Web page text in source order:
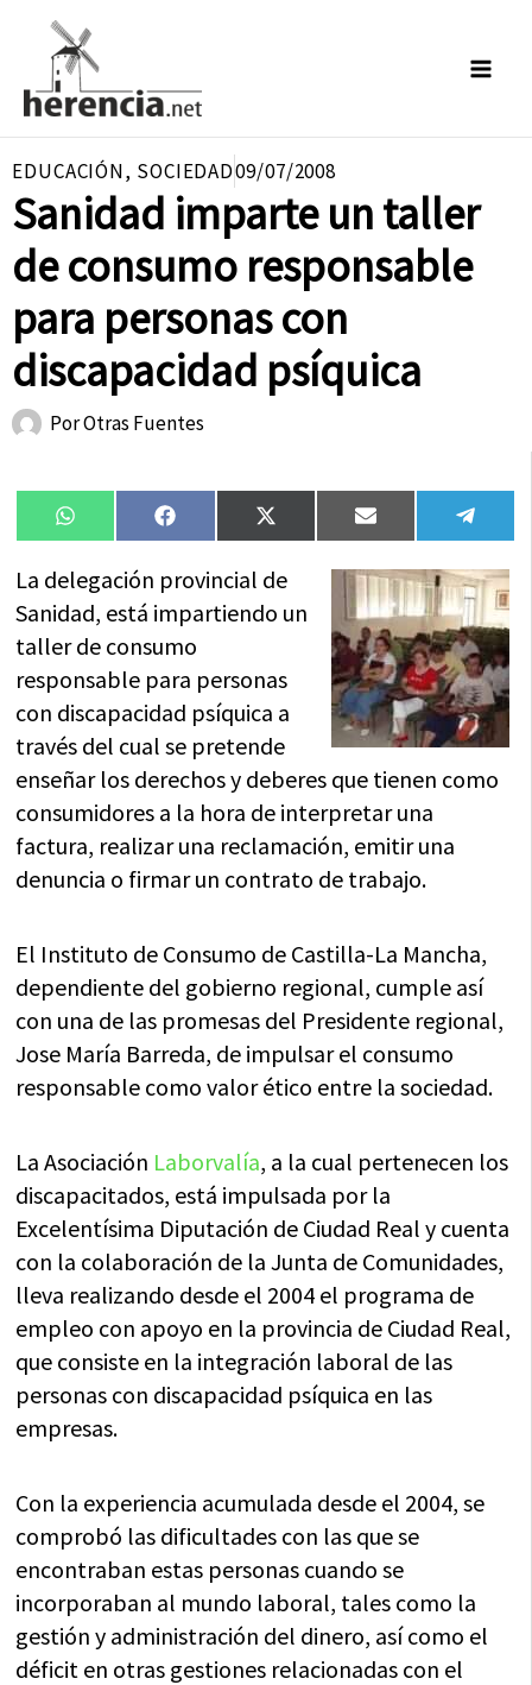
contenido
EDUCACIÓN, SOCIEDAD09/07/2008
Sanidad imparte un taller
de consumo responsable
para personas con
discapacidad psíquica
PorOtras Fuentes
Compartir
en
WhatsAppCompartir
en
FacebookCompartir
en
X
(Twitter)
Compartir
en
Email
en
La delegación provincial de
Sanidad, está impartiendo un
taller de consumo
responsable para personas
con discapacidad psíquica a
través del cual se pretende
enseñar los derechos y deberes que tienen como
consumidores a la hora de interpretar una
factura, realizar una reclamación, emitir una
denuncia o firmar un contrato de trabajo.
El Instituto de Consumo de Castilla-La Mancha,
dependiente del gobierno regional, cumple así
con una de las promesas del Presidente regional,
Jose María Barreda, de impulsar el consumo
responsable como valor ético entre la sociedad.
La Asociación Laborvalía, a la cual pertenecen los
discapacitados, está impulsada por la
Excelentísima Diputación de Ciudad Real y cuenta
con la colaboración de la Junta de Comunidades,
lleva realizando desde el 2004 el programa de
empleo con apoyo en la provincia de Ciudad Real,
que consiste en la integración laboral de las
personas con discapacidad psíquica en las
empresas.
Con la experiencia acumulada desde el 2004, se
comprobó las dificultades con las que se
encontraban estas personas cuando se
incorporaban al mundo laboral, tales como la
gestión y administración del dinero, así como el
déficit en otras gestiones relacionadas con el